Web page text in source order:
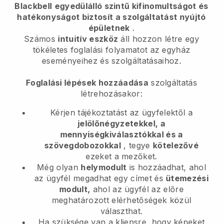
Blackbell egyedülálló szintű kifinomultságot és
hatékonyságot biztosít a szolgáltatást nyújtó
épületnek .
Számos intuitív eszköz áll hozzon létre egy
tökéletes foglalási folyamatot az egyház
eseményeihez és szolgáltatásaihoz.
Foglalási lépések hozzáadása szolgáltatás
létrehozásakor:
Kérjen tájékoztatást az ügyfelektől a
jelölőnégyzetekkel, a
mennyiségkiválasztókkal és a
szövegdobozokkal , tegye kötelezővé
ezeket a mezőket.
Még olyan helymodult is hozzáadhat, ahol
az ügyfél megadhat egy címet és ütemezési
modult, ahol az ügyfél az előre
meghatározott elérhetőségek közül
választhat.
Ha szüksége van a kliensre, hogy képeket